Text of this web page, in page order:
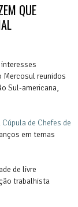
QUE
Mercosul reunidos
Sul-americana,
Cúpula de Chefes de
em temas
de livre
trabalhista